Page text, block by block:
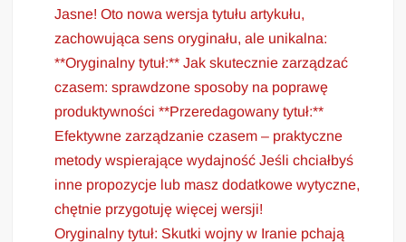
Jasne! Oto nowa wersja tytułu artykułu,
zachowująca sens oryginału, ale unikalna:
**Oryginalny tytuł:** Jak skutecznie zarządzać
czasem: sprawdzone sposoby na poprawę
produktywności **Przeredagowany tytuł:**
Efektywne zarządzanie czasem – praktyczne
metody wspierające wydajność Jeśli chciałbyś
inne propozycje lub masz dodatkowe wytyczne,
chętnie przygotuję więcej wersji!
Oryginalny tytuł: Skutki wojny w Iranie pchają